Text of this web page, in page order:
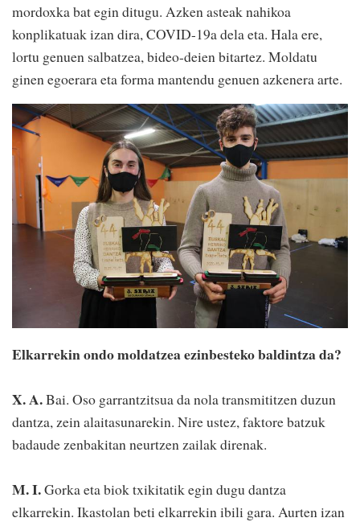
mordoxka bat egin ditugu. Azken asteak nahikoa
konplikatuak izan dira, COVID-19a dela eta. Hala ere,
lortu genuen salbatzea, bideo-deien bitartez. Moldatu
ginen egoerara eta forma mantendu genuen azkenera arte.
Elkarrekin ondo moldatzea ezinbesteko baldintza da?
X. A.Bai. Oso garrantzitsua da nola transmititzen duzun
dantza, zein alaitasunarekin. Nire ustez, faktore batzuk
badaude zenbakitan neurtzen zailak direnak.
M. I.Gorka eta biok txikitatik egin dugu dantza
elkarrekin. Ikastolan beti elkarrekin ibili gara. Aurten izan